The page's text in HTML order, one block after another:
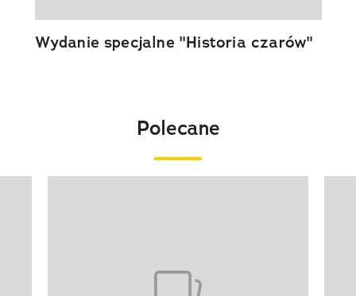
Wydanie specjalne "Historia czarów"
Polecane